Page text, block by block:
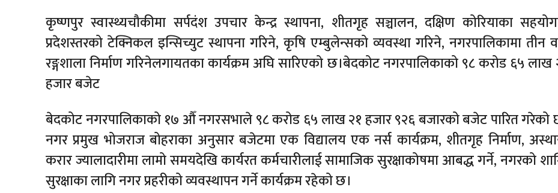
कृष्णपुर स्वास्थ्यचौकीमा सर्पदंश उपचार केन्द्र स्थापना, शीतगृह सञ्चालन, दक्षिण कोरियाका
प्रदेशस्तरको टेक्निकल इन्सिच्युट स्थापना गरिने, कृषि एम्बुलेन्सको व्यवस्था गरिने, नगरपालिकामा तीन
रङ्गशाला निर्माण गरिनेलगायतका कार्यक्रम अघि सारिएको छ।बेदकोट नगरपालिकाको ९८ करोड ६५ लाख
हजार बजेट
बेदकोट नगरपालिकाको १७ औँ नगरसभाले ९८ करोड ६५ लाख २१ हजार ९२६ बजारको बजेट पारित गरेको
नगर प्रमुख भोजराज बोहराका अनुसार बजेटमा एक विद्यालय एक नर्स कार्यक्रम, शीतगृह निर्माण,
करार ज्यालादारीमा लामो समयदेखि कार्यरत कर्मचारीलाई सामाजिक सुरक्षाकोषमा आबद्ध गर्ने, नगरको
सुरक्षाका लागि नगर प्रहरीको व्यवस्थापन गर्ने कार्यक्रम रहेको छ।